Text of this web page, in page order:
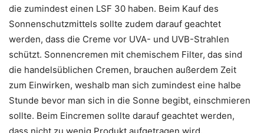
die zumindest einen LSF 30 haben. Beim Kauf des
Sonnenschutzmittels sollte zudem darauf geachtet
werden, dass die Creme vor UVA- und UVB-Strahlen
schützt. Sonnencremen mit chemischem Filter, das sind
die handelsüblichen Cremen, brauchen außerdem Zeit
zum Einwirken, weshalb man sich zumindest eine halbe
Stunde bevor man sich in die Sonne begibt, einschmieren
sollte. Beim Eincremen sollte darauf geachtet werden,